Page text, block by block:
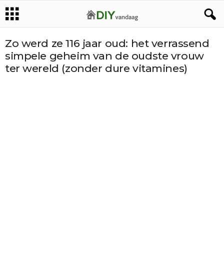
Zo werd ze 116 jaar oud: het verrassend
simpele geheim van de oudste vrouw
ter wereld (zonder dure vitamines)